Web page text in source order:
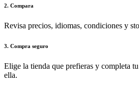
2. Compara
Revisa precios, idiomas, condiciones y
3. Compra seguro
Elige la tienda que prefieras y completa
ella.